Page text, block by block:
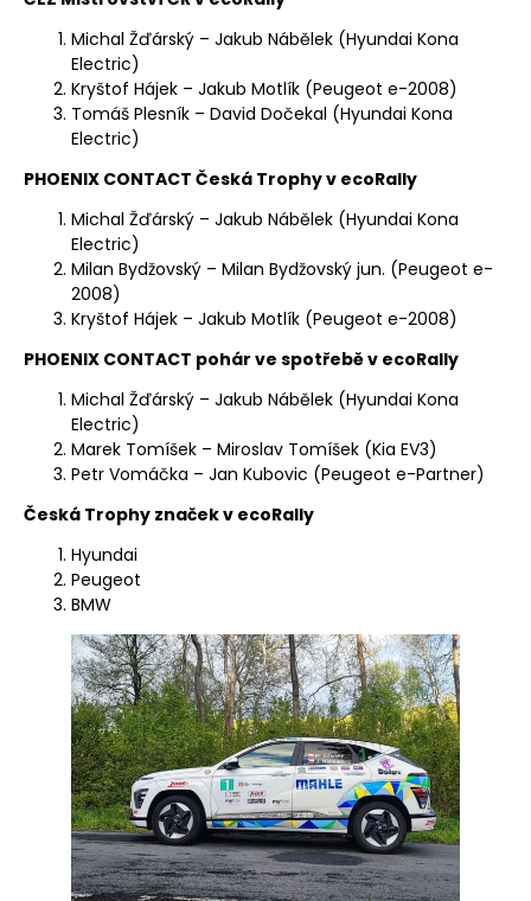
Michal Žďárský – Jakub Nábělek (Hyundai Kona
Electric)
Kryštof Hájek – Jakub Motlík (Peugeot e-2008)
Tomáš Plesník – David Dočekal (Hyundai Kona
Electric)
PHOENIX CONTACT Česká Trophy v ecoRally
Michal Žďárský – Jakub Nábělek (Hyundai Kona
Electric)
Milan Bydžovský – Milan Bydžovský jun. (Peugeot e-
2008)
Kryštof Hájek – Jakub Motlík (Peugeot e-2008)
PHOENIX CONTACT pohár ve spotřebě v ecoRally
Michal Žďárský – Jakub Nábělek (Hyundai Kona
Electric)
Marek Tomíšek – Miroslav Tomíšek (Kia EV3)
Petr Vomáčka – Jan Kubovic (Peugeot e-Partner)
Česká Trophy značek v ecoRally
Hyundai
Peugeot
BMW